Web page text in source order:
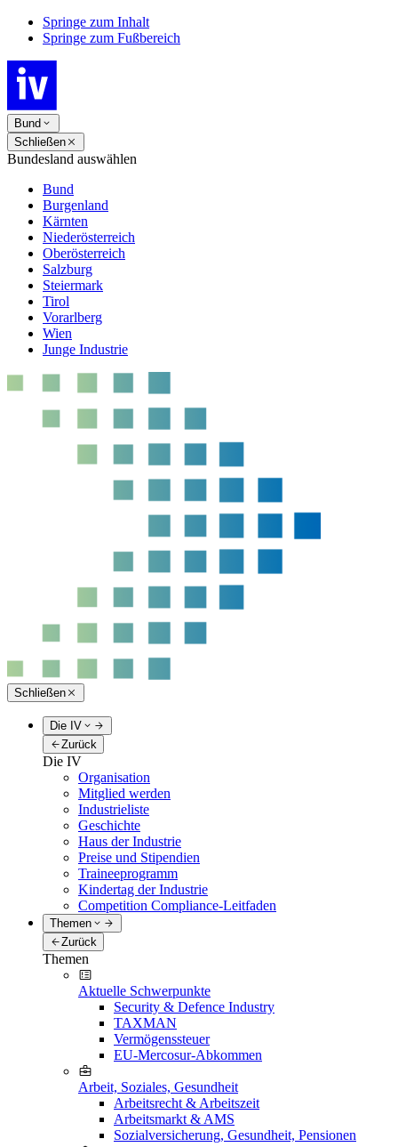
Springe zum Inhalt
Springe zum Fußbereich
Bund
Schließen
Bundesland auswählen
Bund
Burgenland
Kärnten
Niederösterreich
Oberösterreich
Salzburg
Steiermark
Tirol
Vorarlberg
Wien
Junge Industrie
Schließen
Die IV
Zurück
Die IV
Organisation
Mitglied werden
Industrieliste
Geschichte
Haus der Industrie
Preise und Stipendien
Traineeprogramm
Kindertag der Industrie
Competition Compliance-Leitfaden
Themen
Zurück
Themen
Aktuelle Schwerpunkte
Security & Defence Industry
TAXMAN
Vermögenssteuer
EU-Mercosur-Abkommen
Arbeit, Soziales, Gesundheit
Arbeitsrecht & Arbeitszeit
Arbeitsmarkt & AMS
Sozialversicherung, Gesundheit, Pensionen